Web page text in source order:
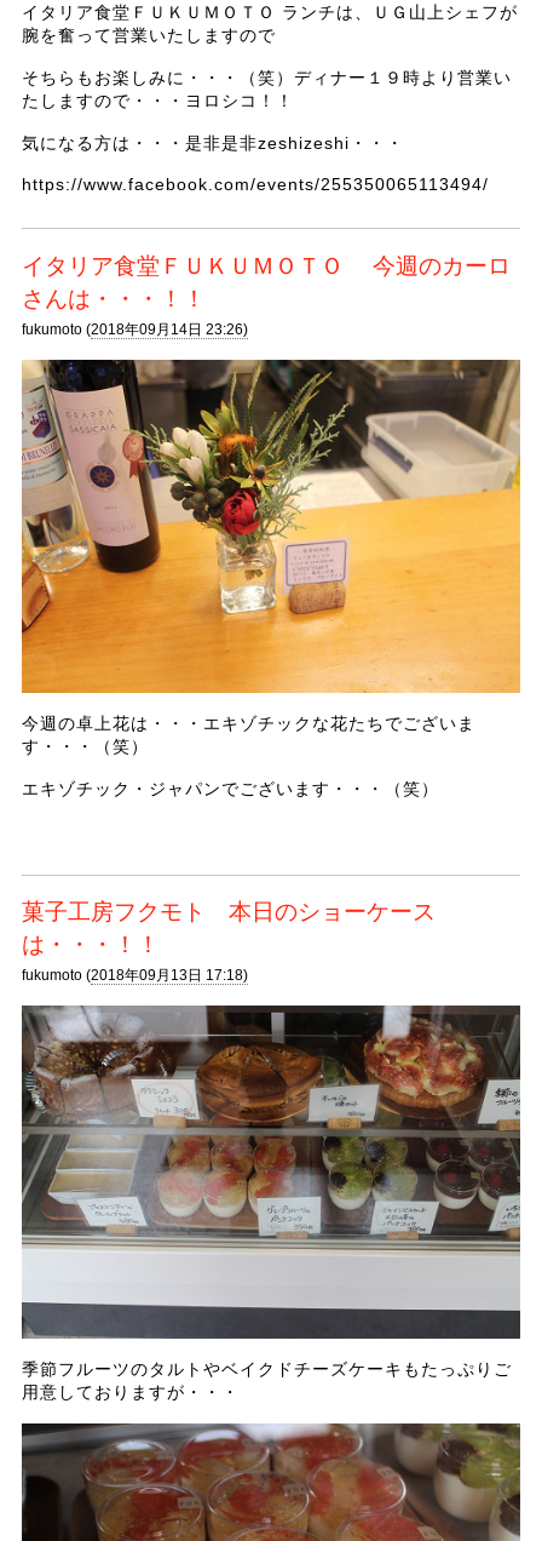
イタリア食堂ＦＵＫＵＭＯＴＯ ランチは、ＵＧ山上シェフが
腕を奮って営業いたしますので
そちらもお楽しみに・・・（笑）ディナー１９時より営業い
たしますので・・・ヨロシコ！！
気になる方は・・・是非是非zeshizeshi・・・
https://www.facebook.com/events/255350065113494/
イタリア食堂ＦＵＫＵＭＯＴＯ 今週のカーロ
さんは・・・！！
fukumoto (2018年09月14日 23:26)
今週の卓上花は・・・エキゾチックな花たちでございま
す・・・（笑）
エキゾチック・ジャパンでございます・・・（笑）
菓子工房フクモト 本日のショーケース
は・・・！！
fukumoto (2018年09月13日 17:18)
季節フルーツのタルトやベイクドチーズケーキもたっぷりご
用意しておりますが・・・